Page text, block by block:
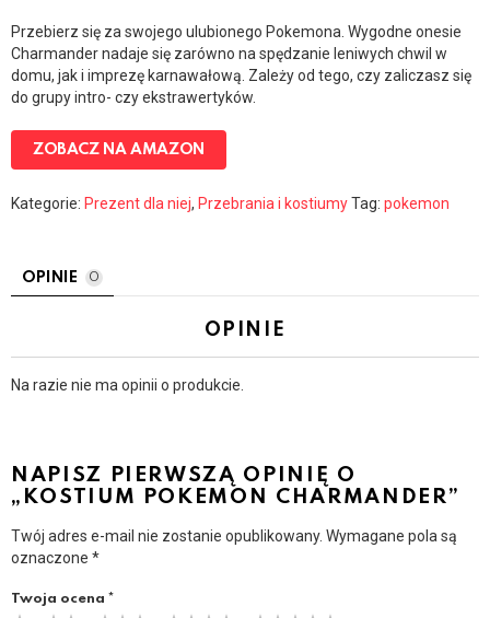
Przebierz się za swojego ulubionego Pokemona. Wygodne onesie
Charmander nadaje się zarówno na spędzanie leniwych chwil w
domu, jak i imprezę karnawałową. Zależy od tego, czy zaliczasz się
do grupy intro- czy ekstrawertyków.
ZOBACZ NA AMAZON
Kategorie: Prezent dla niej, Przebrania i kostiumyTag: pokemon
OPINIE 0
OPINIE
Na razie nie ma opinii o produkcie.
NAPISZ PIERWSZĄ OPINIĘ O
„KOSTIUM POKEMON CHARMANDER”
Twój adres e-mail nie zostanie opublikowany. Wymagane pola są
oznaczone *
Twoja ocena *